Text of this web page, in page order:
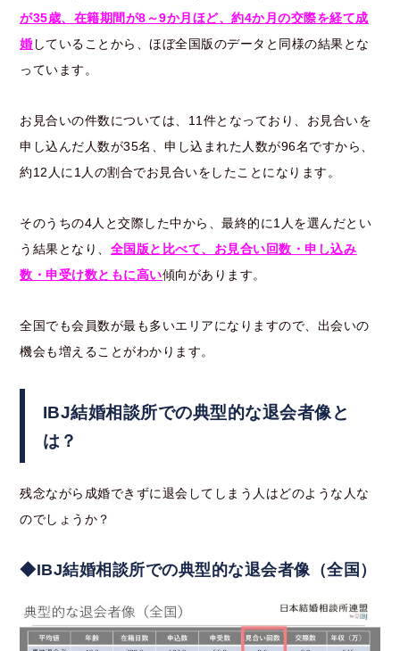
が35歳、在籍期間が8～9か月ほど、約4か月の交際を経て成
婚 していることから、ほぼ全国版のデータと同様の結果とな
っています。
お見合いの件数については、11件となっており、お見合いを
申し込んだ人数が35名、申し込まれた人数が96名ですから、
約12人に1人の割合でお見合いをしたことになります。
そのうちの4人と交際した中から、最終的に1人を選んだとい
う結果となり、 全国版と比べて、お見合い回数・申し込み
数・申受け数ともに高い傾向があります。
全国でも会員数が最も多いエリアになりますので、出会いの
機会も増えることがわかります。
IBJ結婚相談所での典型的な退会者像と
は？
残念ながら成婚できずに退会してしまう人はどのような人な
のでしょうか？
◆IBJ結婚相談所での典型的な退会者像（全国）